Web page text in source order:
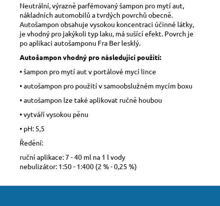
Neutrální, výrazně parfémovaný šampon pro mytí aut,
nákladních automobilů a tvrdých povrchů obecně.
Autošampon obsahuje vysokou koncentraci účinné látky,
je vhodný pro jakýkoli typ laku, má sušící efekt. Povrch je
po aplikaci autošamponu Fra Ber lesklý.
Autošampon vhodný pro následující použití:
• šampon pro mytí aut v portálové mycí lince
• autošampon pro použití v samoobslužném mycím boxu
• autošampon lze také aplikovat ručně houbou
• vytváří vysokou pěnu
• pH: 5,5
Ředění:
ruční aplikace: 7 - 40 ml na 1 l vody
nebulizátor: 1:50 - 1:400 (2 % - 0,25 %)